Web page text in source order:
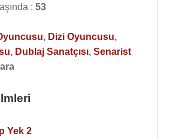
: 53
, Dizi Oyuncusu,
, Dublaj Sanatçısı, Senarist
Yek 2